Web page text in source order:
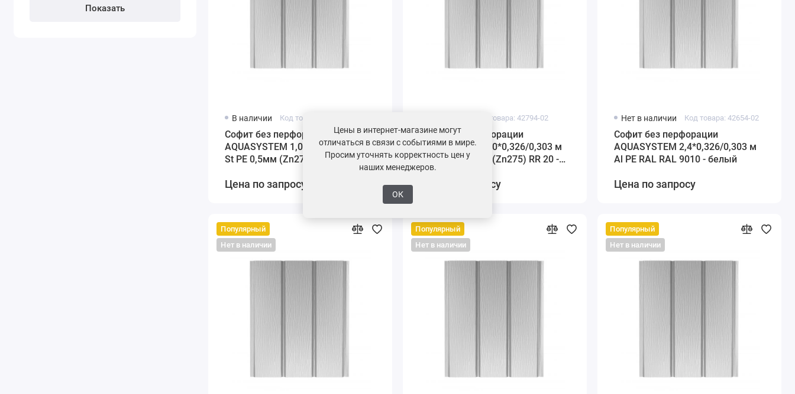
В наличии Код товара: 42587-02
Софит без перфорации
AQUASYSTEM 1,0*0,326/0,303 м
St PE 0,5мм (Zn275) RR 20 -
Цена по запросу
Код товара: 42794-02
Софит без перфорации
AQUASYSTEM 1,0*0,326/0,303 м
St PURAL 0,5мм (Zn275) RR 20 -
белый
Цена по запросу
Нет в наличии Код товара: 42654-02
Софит без перфорации
AQUASYSTEM 2,4*0,326/0,303 м
Al PE RAL RAL 9010 - белый
Цена по запросу
Популярный
Нет в наличии
Популярный
Нет в наличии
Популярный
Нет в наличии
Цены в интернет-магазине могут
отличаться в связи с событиями в мире.
Просим уточнять корректность цен у
наших менеджеров.
ОК